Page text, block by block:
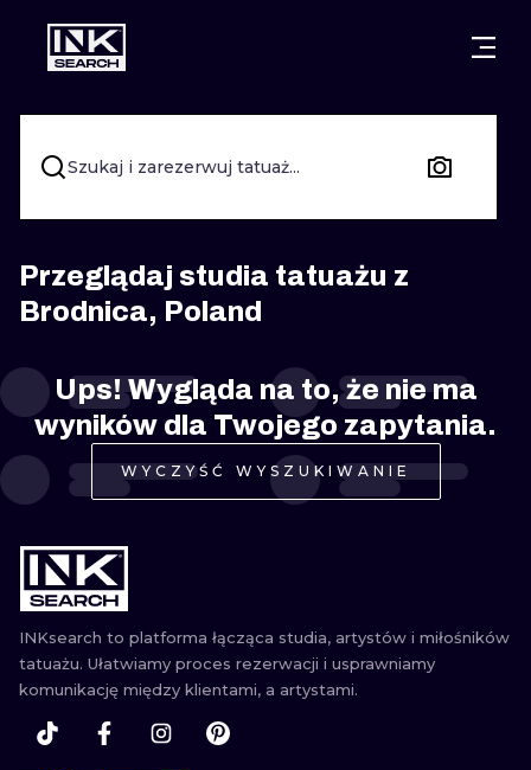
MIASTA GDAŃSK
WARSZAWA POZNAŃ
KRAKÓW KATOWICE
WROCŁAW ŁÓDŹ
BERLIN
AMSTERDAM EDYNBURG
PRAGA LONDYN
STYLE
KALIGRAFIA
NEW
TRIBAL
RYCINOWE
Szukaj i zarezerwuj tatuaż...
Przeglądaj studia tatuażu z
Brodnica, Poland
Ups! Wygląda na to, że nie ma
wyników dla Twojego zapytania.
WYCZYŚĆ WYSZUKIWANIE
INKsearch to platforma łącząca studia, artystów i miłośników
tatuażu. Ułatwiamy proces rezerwacji i usprawniamy
komunikację między klientami, a artystami.